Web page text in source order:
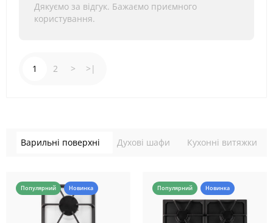
Дякуємо за відгук. Бажаємо приємного
користування.
1 2 > >|
Варильні поверхні Духові шафи Кухонні витяжки
Популярний Новинка Популярний Новинка